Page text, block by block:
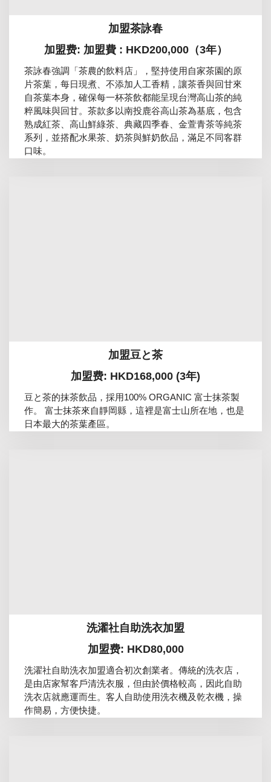
加盟茶詠春
加盟费: 加盟費 : HKD200,000（3年）
茶詠春強調「茶農的飲料店」，堅持使用自家茶園的原
片茶葉，每日現煮、不添加人工香精，讓茶香與回甘來
自茶葉本身，確保每一杯茶飲都能呈現台灣高山茶的純
粹風味與回甘。茶款多以南投鹿谷高山茶為基底，包含
熟成紅茶、高山鮮綠茶、典藏四季春、金萱青茶等純茶
系列，並搭配水果茶、奶茶與鮮奶飲品，滿足不同客群
口味。
加盟豆と茶
加盟费: HKD168,000 (3年)
豆と茶的抹茶飲品，採用100% ORGANIC 富士抹茶製
作。 富士抹茶來自靜岡縣，這裡是富士山所在地，也是
日本最大的茶葉產區。
洗濯社自助洗衣加盟
加盟费: HKD80,000
洗濯社自助洗衣加盟適合初次創業者。傳統的洗衣店，
是由店家幫客戶清洗衣服，但由於價格較高，因此自助
洗衣店就應運而生。客人自助使用洗衣機及乾衣機，操
作簡易，方便快捷。